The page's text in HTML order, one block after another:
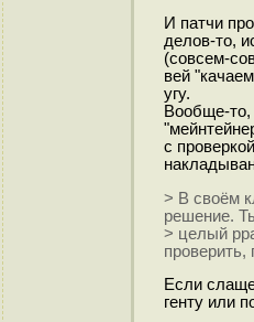
И патчи
делов-то,
(совсем-
вей
угу.
Вообще-то,
с
> В своём
решение.
> целый
проверить,
Если
генту или